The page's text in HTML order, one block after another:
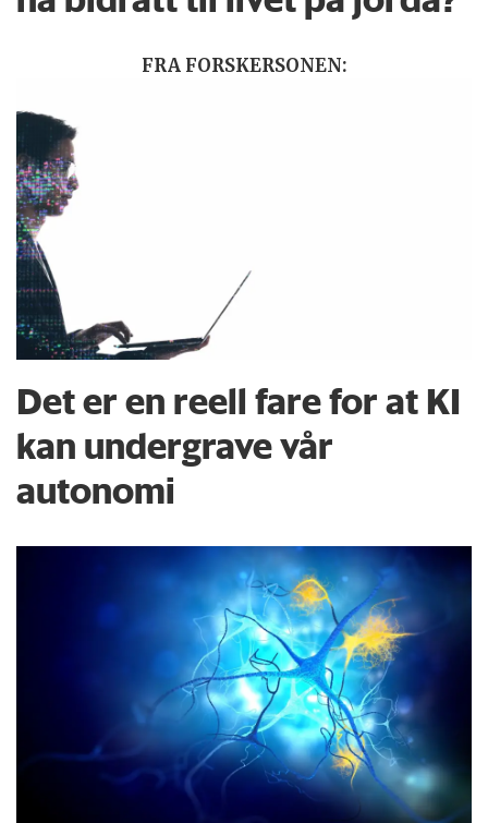
FRA FORSKERSONEN:
Det er en reell fare for at KI
kan undergrave vår
autonomi